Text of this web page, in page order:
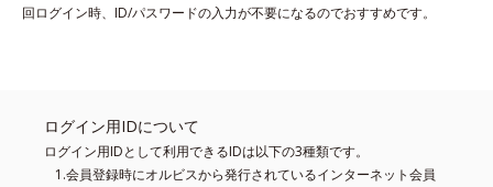
回ログイン時、ID/パスワードの入力が不要になるのでおすすめです。
ログイン用IDについて
ログイン用IDとして利用できるIDは以下の3種類です。
会員登録時にオルビスから発行されているインターネット会員